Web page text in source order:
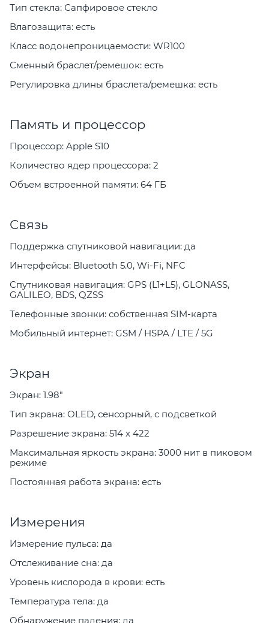
Тип стекла: Сапфировое стекло
Влагозащита: есть
Класс водонепроницаемости: WR100
Сменный браслет/ремешок: есть
Регулировка длины браслета/ремешка: есть
Память и процессор
Процессор: Apple S10
Количество ядер процессора: 2
Объем встроенной памяти: 64 ГБ
Связь
Поддержка спутниковой навигации: да
Интерфейсы: Bluetooth 5.0, Wi-Fi, NFC
Спутниковая навигация: GPS (L1+L5), GLONASS,
GALILEO, BDS, QZSS
Телефонные звонки: собственная SIM-карта
Мобильный интернет: GSM / HSPA / LTE / 5G
Экран
Экран: 1.98"
Тип экрана: OLED, сенсорный, с подсветкой
Разрешение экрана: 514 x 422
Максимальная яркость экрана: 3000 нит в пиковом
режиме
Постоянная работа экрана: есть
Измерения
Измерение пульса: да
Отслеживание сна: да
Уровень кислорода в крови: есть
Температура тела: да
Обнаружение падения: да